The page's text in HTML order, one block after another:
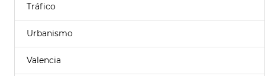
Tráfico
Urbanismo
Valencia